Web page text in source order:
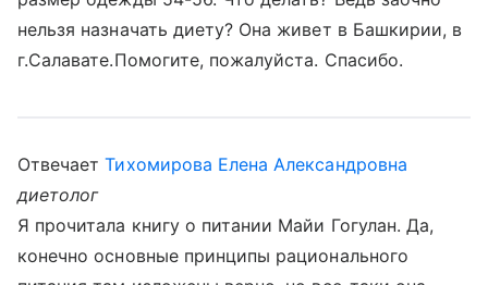
нельзя назначать диету? Она живет в Башкирии, в
г.Салавате.Помогите, пожалуйста. Спасибо.
ОтвечаетТихомирова Елена Александровна
диетолог
Я прочитала книгу о питании Майи Гогулан. Да,
конечно основные принципы рационального